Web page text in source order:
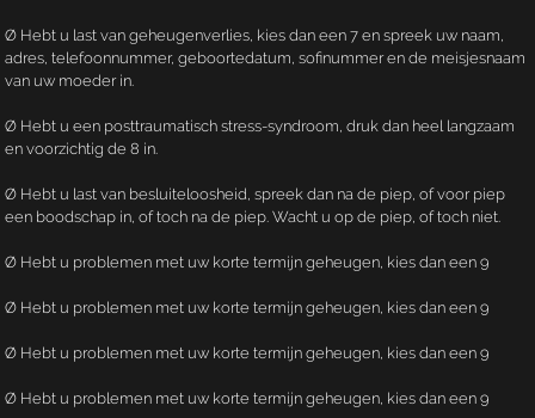
Ø Hebt u last van geheugenverlies, kies dan een 7 en spreek uw naam,
adres, telefoonnummer, geboortedatum, sofinummer en de meisjesnaam
van uw moeder in.
Ø Hebt u een posttraumatisch stress-syndroom, druk dan heel langzaam
en voorzichtig de 8 in.
Ø Hebt u last van besluiteloosheid, spreek dan na de piep, of voor piep
een boodschap in, of toch na de piep. Wacht u op de piep, of toch niet.
Ø Hebt u problemen met uw korte termijn geheugen, kies dan een 9
Ø Hebt u problemen met uw korte termijn geheugen, kies dan een 9
Ø Hebt u problemen met uw korte termijn geheugen, kies dan een 9
Ø Hebt u problemen met uw korte termijn geheugen, kies dan een 9